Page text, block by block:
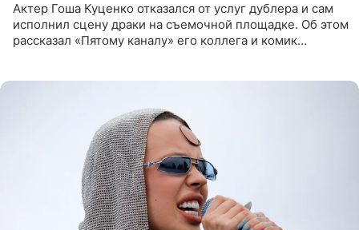
Актер Гоша Куценко отказался от услуг дублера и сам
исполнил сцену драки на съемочной площадке. Об этом
рассказал «Пятому каналу» его коллега и комик